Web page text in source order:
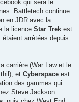
qui sera le
Battletech continue
en JDR avec la
la licence Star Trek est
arrêtées depuis
carrière (War Law et le
et Cyberspace est
des gammes qui
Steve Jackson